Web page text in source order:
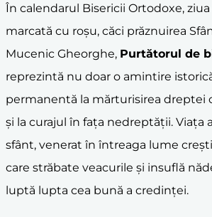
În calendarul Bisericii Ortodoxe,
marcată cu roșu, căci prăznuirea
Mucenic Gheorghe, Purtătorul de
reprezintă nu doar o amintire
permanentă la mărturisirea dreptei
și la curajul în fața nedreptății. Viața
sfânt, venerat în întreaga lume
care străbate veacurile și insuflă
luptă lupta cea bună a credinței.